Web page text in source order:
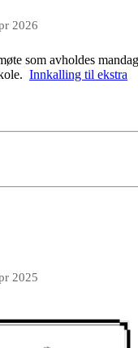
2026
som avholdes mandag
Innkalling til ekstra
2025